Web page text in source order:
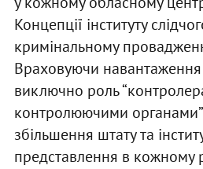
Концепції інституту
кримінальному
Враховуючи
виключно роль
контролюючими
збільшення штату та
представлення в кожному